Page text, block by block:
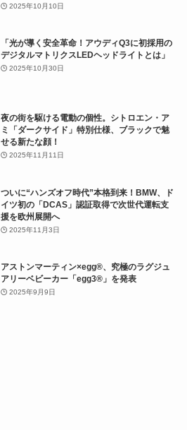
2025年10月10日
「光が導く安全革命！アウディQ3に初採用の
デジタルマトリクスLEDヘッドライトとは」
2025年10月30日
夜の街を駆ける電動の個性。シトロエン・ア
ミ「ダークサイド」特別仕様、ブラックで魅
せる新たな顔！
2025年11月11日
ついに“ハンズオフ時代”本格到来！BMW、ド
イツ初の「DCAS」認証取得で次世代運転支
援を欧州展開へ
2025年11月3日
アストンマーティン×egg®、究極のラグジュ
アリーベビーカー「egg3®」を発表
2025年9月9日